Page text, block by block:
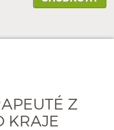
Z
KRAJE